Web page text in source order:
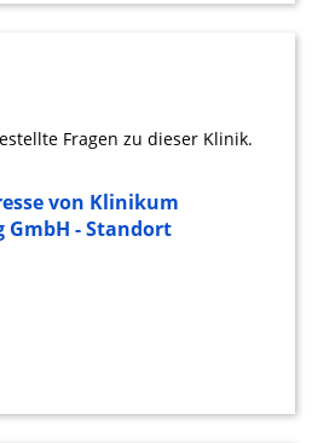
Fragen zu dieser Klinik.
von Klinikum
GmbH - Standort
Personalisierung
zur Auswahl